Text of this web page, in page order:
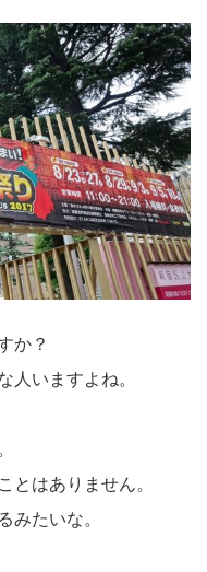
か？
人いますよね。
とはありません。
みたいな。